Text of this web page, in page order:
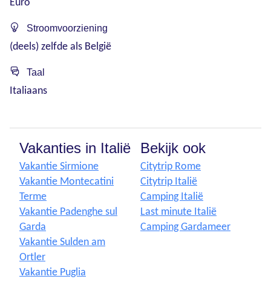
Euro
Stroomvoorziening
(deels) zelfde als België
Taal
Italiaans
Vakanties in Italië
Vakantie Sirmione
Vakantie Montecatini
Terme
Vakantie Padenghe sul
Garda
Vakantie Sulden am
Ortler
Vakantie Puglia
Bekijk ook
Citytrip Rome
Citytrip Italië
Camping Italië
Last minute Italië
Camping Gardameer